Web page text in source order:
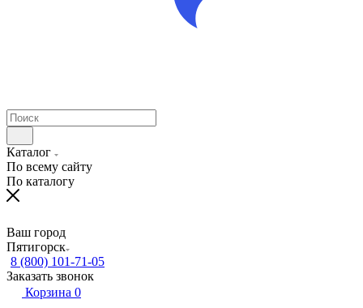
Каталог
По всему сайту
По каталогу
Ваш город
Пятигорск
8 (800) 101-71-05
Заказать звонок
Корзина 0